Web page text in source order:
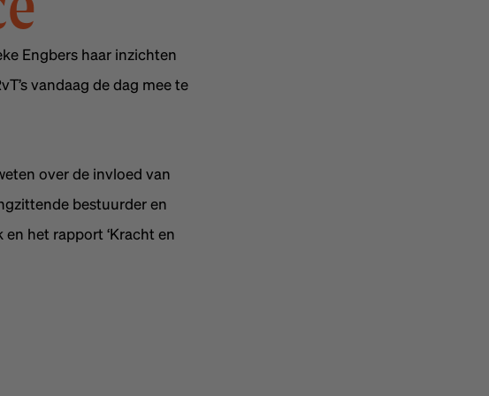
Engbers haar inzichten
vandaag de dag mee te
over de invloed van
bestuurder en
en het rapport ‘Kracht en